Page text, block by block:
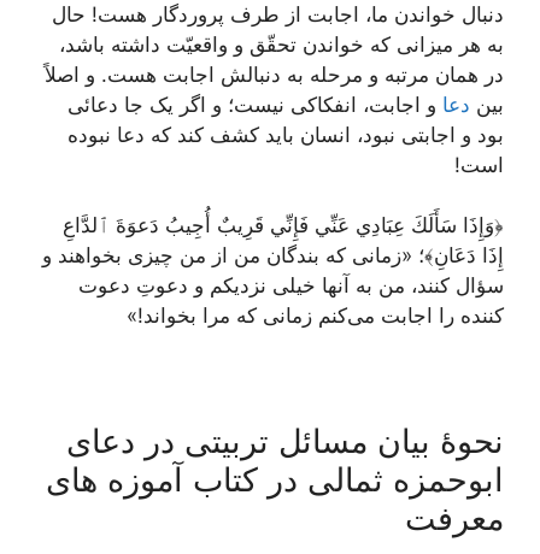
دنبال خواندن ما، اجابت از طرف پروردگار هست! حال
به هر میزانی که خواندن تحقّق و واقعیّت داشته باشد،
در همان مرتبه و مرحله به دنبالش اجابت هست. و اصلاً
بین دعا و اجابت، انفکاکی نیست؛ و اگر یک جا دعائی
بود و اجابتی نبود، انسان باید کشف کند که دعا نبوده
است!
﴿وَإِذَا سَأَلَكَ عِبَادِي عَنِّي فَإِنِّي قَرِيبٌ أُجِيبُ دَعوَةَ ٱلدَّاعِ
إِذَا دَعَانِ﴾؛ «زمانی که بندگان من از من چیزی بخواهند و
سؤال کنند، من به آنها خیلی نزدیکم و دعوتِ دعوت
کننده را اجابت می‌کنم زمانی که مرا بخواند!»
نحوۀ بیان مسائل تربیتی در دعای
ابوحمزه ثمالی در کتاب آموزه های
معرفت